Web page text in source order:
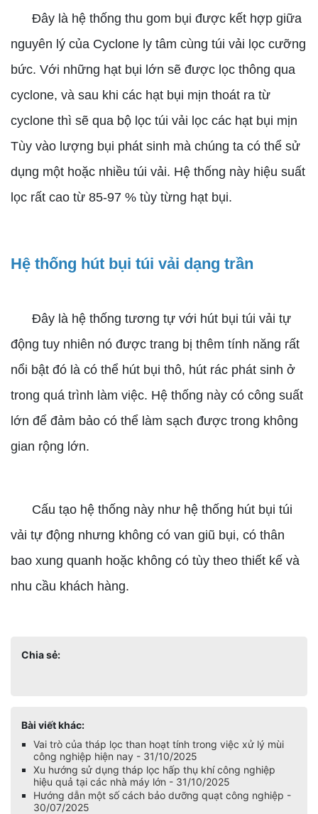
Đây là hệ thống thu gom bụi được kết hợp giữa
nguyên lý của Cyclone ly tâm cùng túi vải lọc cưỡng
bức. Với những hạt bụi lớn sẽ được lọc thông qua
cyclone, và sau khi các hạt bụi mịn thoát ra từ
cyclone thì sẽ qua bộ lọc túi vải lọc các hạt bụi mịn
Tùy vào lượng bụi phát sinh mà chúng ta có thể sử
dụng một hoặc nhiều túi vải. Hệ thống này hiệu suất
lọc rất cao từ 85-97 % tùy từng hạt bụi.
Hệ thống hút bụi túi vải dạng trần
Đây là hệ thống tương tự với hút bụi túi vải tự
động tuy nhiên nó được trang bị thêm tính năng rất
nổi bật đó là có thể hút bụi thô, hút rác phát sinh ở
trong quá trình làm việc. Hệ thống này có công suất
lớn để đảm bảo có thể làm sạch được trong không
gian rộng lớn.
Cấu tạo hệ thống này như hệ thống hút bụi túi
vải tự động nhưng không có van giũ bụi, có thân
bao xung quanh hoặc không có tùy theo thiết kế và
nhu cầu khách hàng.
Chia sẻ:
Bài viết khác:
Vai trò của tháp lọc than hoạt tính trong việc xử lý mùi
công nghiệp hiện nay - 31/10/2025
Xu hướng sử dụng tháp lọc hấp thụ khí công nghiệp
hiệu quả tại các nhà máy lớn - 31/10/2025
Hướng dẫn một số cách bảo dưỡng quạt công nghiệp -
30/07/2025